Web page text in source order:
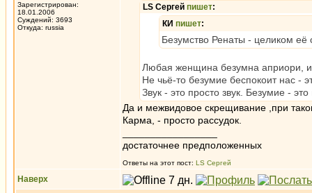
Зарегистрирован:
18.01.2006
Суждений: 3693
Откуда: russia
LS Сергей пишет:
КИ пишет:
Безумство Ренаты - целиком её
Любая женщина безумна априори, и
Не чьё-то безумие беспокоит нас -
Звук - это просто звук. Безумие -
Да и межвидовое скрещивание ,при
Карма, - просто рассудок.
достаточнее предположенных
Ответы на этот пост: LS Сергей
Наверх